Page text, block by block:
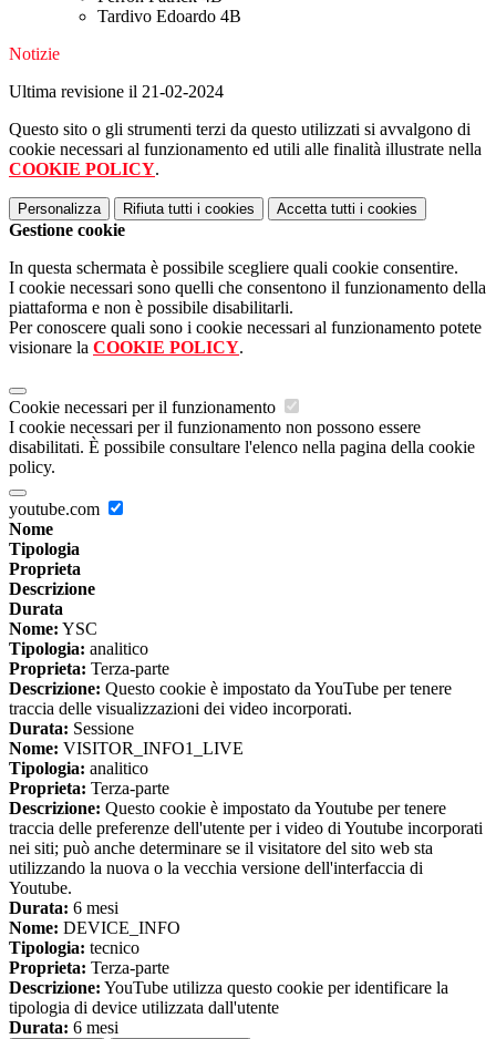
Tardivo Edoardo 4B
Notizie
Ultima revisione il 21-02-2024
Questo sito o gli strumenti terzi da questo utilizzati si avvalgono di
cookie necessari al funzionamento ed utili alle finalità illustrate nella
COOKIE POLICY.
Personalizza Rifiuta tutti i cookies Accetta tutti i cookies
Gestione cookie
In questa schermata è possibile scegliere quali cookie consentire.
I cookie necessari sono quelli che consentono il funzionamento della
piattaforma e non è possibile disabilitarli.
Per conoscere quali sono i cookie necessari al funzionamento potete
visionare la COOKIE POLICY.
Cookie necessari per il funzionamento
I cookie necessari per il funzionamento non possono essere
disabilitati. È possibile consultare l'elenco nella pagina della cookie
policy.
youtube.com
Nome
Tipologia
Proprieta
Descrizione
Durata
Nome: YSC
Tipologia: analitico
Proprieta: Terza-parte
Descrizione: Questo cookie è impostato da YouTube per tenere
traccia delle visualizzazioni dei video incorporati.
Durata: Sessione
Nome: VISITOR_INFO1_LIVE
Tipologia: analitico
Proprieta: Terza-parte
Descrizione: Questo cookie è impostato da Youtube per tenere
traccia delle preferenze dell'utente per i video di Youtube incorporati
nei siti; può anche determinare se il visitatore del sito web sta
utilizzando la nuova o la vecchia versione dell'interfaccia di
Youtube.
Durata: 6 mesi
Nome: DEVICE_INFO
Tipologia: tecnico
Proprieta: Terza-parte
Descrizione: YouTube utilizza questo cookie per identificare la
tipologia di device utilizzata dall'utente
Durata: 6 mesi